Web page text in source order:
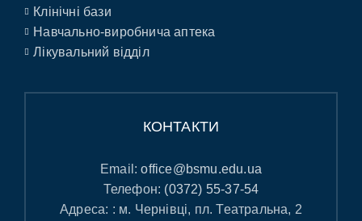
Клінічні бази
Навчально-виробнича аптека
Лікувальний відділ
КОНТАКТИ
Email:office@bsmu.edu.ua
Телефон: (0372) 55-37-54
Адреса: : м. Чернівці, пл. Театральна, 2